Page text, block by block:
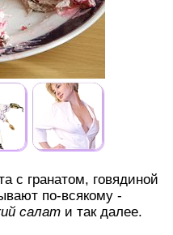
с гранатом, говядиной
по-всякому -
салат и так далее.